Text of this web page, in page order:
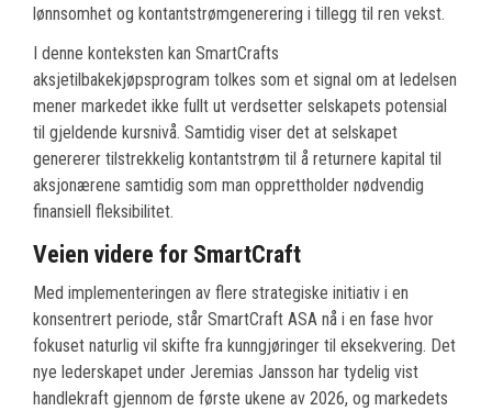
lønnsomhet og kontantstrømgenerering i tillegg til ren vekst.
I denne konteksten kan SmartCrafts
aksjetilbakekjøpsprogram tolkes som et signal om at ledelsen
mener markedet ikke fullt ut verdsetter selskapets potensial
til gjeldende kursnivå. Samtidig viser det at selskapet
genererer tilstrekkelig kontantstrøm til å returnere kapital til
aksjonærene samtidig som man opprettholder nødvendig
finansiell fleksibilitet.
Veien videre for SmartCraft
Med implementeringen av flere strategiske initiativ i en
konsentrert periode, står SmartCraft ASA nå i en fase hvor
fokuset naturlig vil skifte fra kunngjøringer til eksekvering. Det
nye lederskapet under Jeremias Jansson har tydelig vist
handlekraft gjennom de første ukene av 2026, og markedets